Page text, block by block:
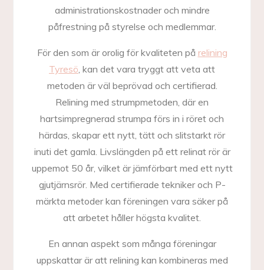
administrationskostnader och mindre
påfrestning på styrelse och medlemmar.
För den som är orolig för kvaliteten på relining
Tyresö, kan det vara tryggt att veta att
metoden är väl beprövad och certifierad.
Relining med strumpmetoden, där en
hartsimpregnerad strumpa förs in i röret och
härdas, skapar ett nytt, tätt och slitstarkt rör
inuti det gamla. Livslängden på ett relinat rör är
uppemot 50 år, vilket är jämförbart med ett nytt
gjutjärnsrör. Med certifierade tekniker och P-
märkta metoder kan föreningen vara säker på
att arbetet håller högsta kvalitet.
En annan aspekt som många föreningar
uppskattar är att relining kan kombineras med